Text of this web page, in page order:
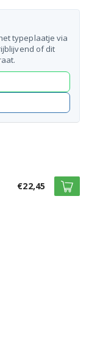
typeplaatje via
of dit
€22,45